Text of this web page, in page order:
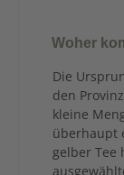
Woher
Die
den
kleine
überhaupt
gelber Tee